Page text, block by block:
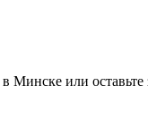
в Минске или оставьте